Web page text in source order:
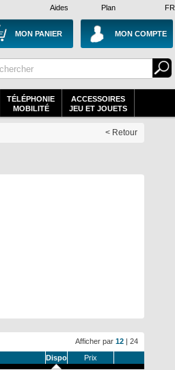
Plan
Aides FR
MON PANIER MON COMPTE
TÉLÉPHONIE
MOBILITÉ
ACCESSOIRES
JEU ET JOUETS
< Retour
Afficher par 12 | 24
Dispo Prix